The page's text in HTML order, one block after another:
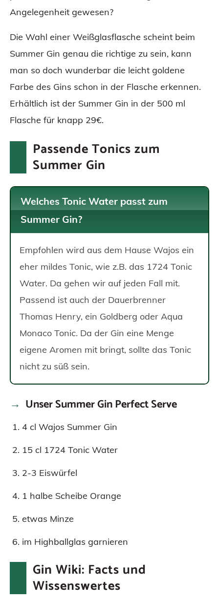
Angelegenheit gewesen?
Die Wahl einer Weißglasflasche scheint beim
Summer Gin genau die richtige zu sein, kann
man so doch wunderbar die leicht goldene
Farbe des Gins schon in der Flasche erkennen.
Erhältlich ist der Summer Gin in der 500 ml
Flasche für knapp 29€.
Passende Tonics zum
Summer Gin
Welches Tonic Water passt zum
Summer Gin?
Empfohlen wird aus dem Hause Wajos ein
eher mildes Tonic, wie z.B. das 1724 Tonic
Water. Da gehen wir auf jeden Fall mit.
Passend ist auch der Dauerbrenner
Thomas Henry, ein Goldberg oder Aqua
Monaco Tonic. Da der Gin eine Menge
eigene Aromen mit bringt, sollte das Tonic
nicht zu süß sein.
Unser Summer Gin Perfect Serve
4 cl Wajos Summer Gin
15 cl 1724 Tonic Water
2-3 Eiswürfel
1 halbe Scheibe Orange
etwas Minze
im Highballglas garnieren
Gin Wiki: Facts und
Wissenswertes